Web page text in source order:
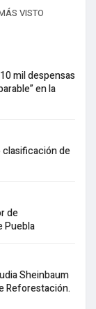
VISTO
mil despensas
en la
clasificación de
de
Puebla
Sheinbaum
Reforestación.